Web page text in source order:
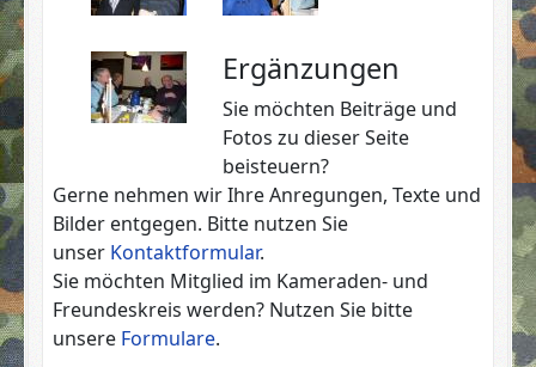
Ergänzungen
Sie möchten Beiträge und
Fotos zu dieser Seite
beisteuern?
Gerne nehmen wir Ihre Anregungen, Texte und
Bilder entgegen. Bitte nutzen Sie
unser Kontaktformular.
Sie möchten Mitglied im Kameraden- und
Freundeskreis werden? Nutzen Sie bitte
unsere Formulare.